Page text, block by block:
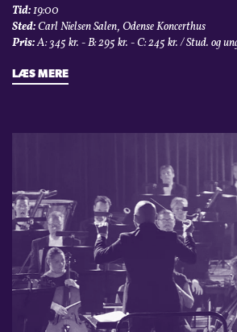
Tid:19:00
Sted:Carl Nielsen Salen, Odense Koncerthus
Pris:A: 345 kr. - B: 295 kr. - C: 245 kr. / Stud. og
LÆS MERE